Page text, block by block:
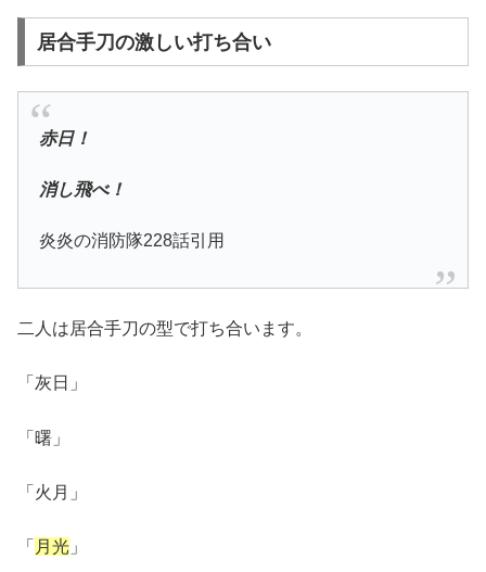
居合手刀の激しい打ち合い
赤日！
消し飛べ！
炎炎の消防隊228話引用
二人は居合手刀の型で打ち合います。
「灰日」
「曙」
「火月」
「 月光 」